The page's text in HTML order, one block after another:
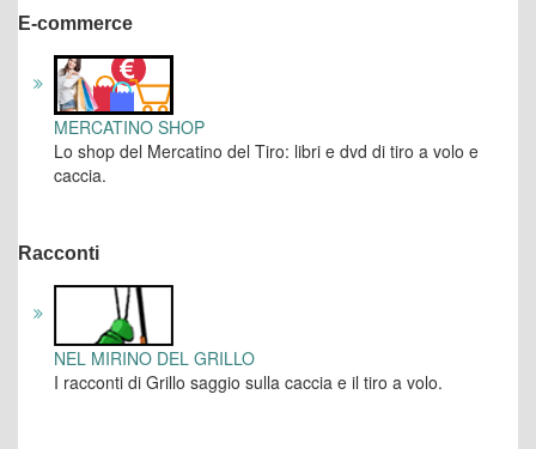
E-commerce
MERCATINO SHOP
Lo shop del Mercatino del Tiro: libri e dvd di tiro a volo e
caccia.
Racconti
NEL MIRINO DEL GRILLO
I racconti di Grillo saggio sulla caccia e il tiro a volo.